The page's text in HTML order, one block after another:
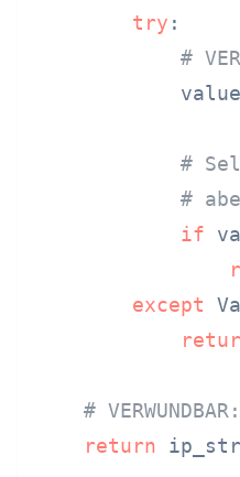
try :
#
#
#
if
except
#
return